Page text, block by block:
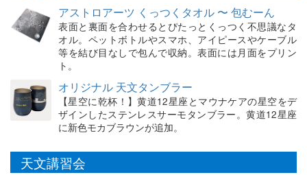
アストロアーツ くっつくタオル 〜 包むーん
表面と裏面を合わせるとぴたっとくっつく不思議なタ
オル。ペットボトルやスマホ、アイピースやケーブル
等を結び目なしで包んで収納。表面には月面をプリン
ト。
オリジナル 天文タンブラー
【星空に乾杯！】黄道12星座とマウナケアの星空をデ
ザインしたステンレスサーモタンブラー。黄道12星座
に新色モカブラウンが追加。
天文講習会